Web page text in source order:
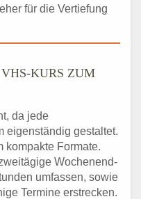
für die Vertiefung
KURS ZUM
da jede
eigenständig gestaltet.
kompakte Formate.
Wochenend-
umfassen, sowie
Termine erstrecken.